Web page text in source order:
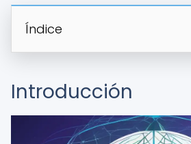
Índice
Introducción